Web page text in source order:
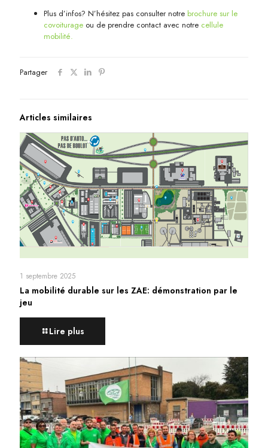
Plus d’infos? N’hésitez pas consulter notre brochure sur le
covoiturage ou de prendre contact avec notre cellule
mobilité.
Partager
Articles similaires
1 septembre 2025
La mobilité durable sur les ZAE: démonstration par le
jeu
Lire plus